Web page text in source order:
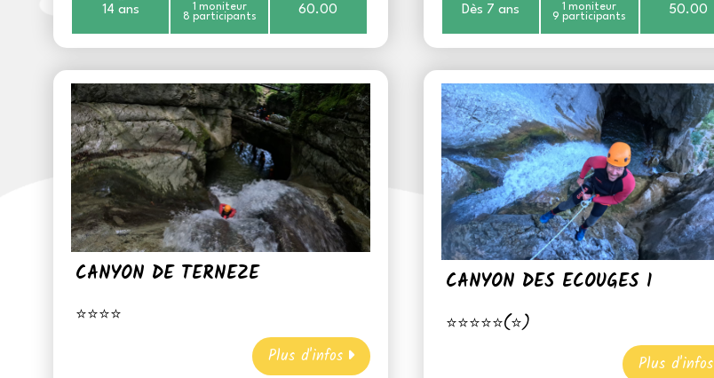
14 ans
1 moniteur
8 participants
60.00 Dès 7 ans
1 moniteur
9 participants
50.00
CANYON DE TERNEZE
⭐⭐⭐⭐
Plus d'infos
CANYON DES ECOUGES 1
⭐⭐⭐⭐⭐(⭐)
Plus d'infos